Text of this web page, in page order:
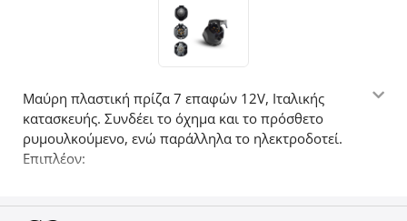
Μαύρη πλαστική πρίζα 7 επαφών 12V, Ιταλικής
κατασκευής. Συνδέει το όχημα και το πρόσθετο
ρυμουλκούμενο, ενώ παράλληλα το ηλεκτροδοτεί.
Επιπλέον:
ρυμουλκούμενα.